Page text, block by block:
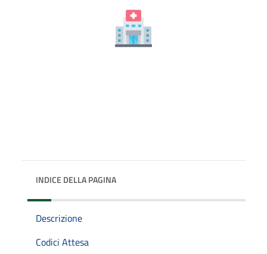
INDICE DELLA PAGINA
Descrizione
Codici Attesa